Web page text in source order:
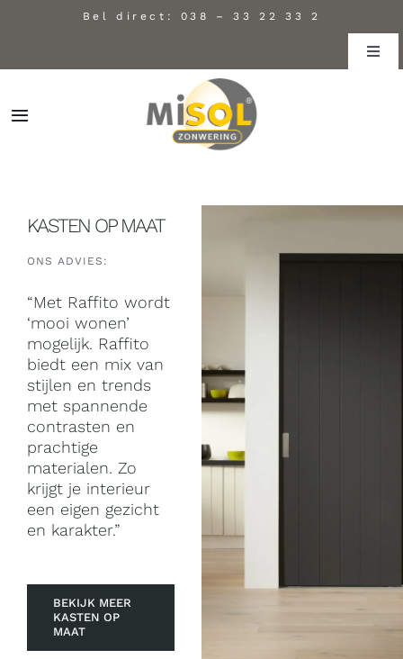
Bel direct: 038 – 33 22 33 2
Reparatie & Service
Contact
Toggle
Binnen-raamdecoratie
Dakraam-zonwering
Horren
Domotica
Kasten op maat
KASTEN OP MAAT
ONS ADVIES:
“Met Raffito wordt
‘mooi wonen’
mogelijk. Raffito
biedt een mix van
stijlen en trends
met spannende
contrasten en
prachtige
materialen. Zo
krijgt je interieur
een eigen gezicht
en karakter.”
BEKIJK MEER
KASTEN OP
MAAT